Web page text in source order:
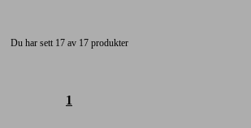
Du har sett 17 av 17 produkter
1